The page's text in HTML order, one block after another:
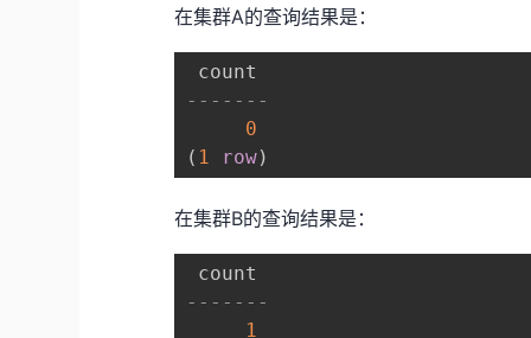
在集群A的查询结果是：
-------
0
( 1 row)
在集群B的查询结果是：
-------
1